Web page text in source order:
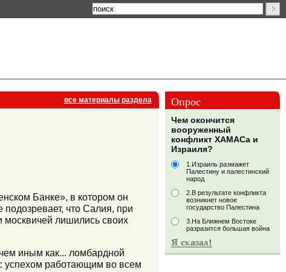
все материалы раздела
Банке», в котором он
что Салия, при
москвичей лишились своих
иным как... ломбардной
успехом работающим во всем
Опрос
Чем окончится
вооруженный
конфликт ХАМАСа и
Израиля?
1.Израиль размажет
Палестину и палестинский
народ
2.В результате конфликта
возникнет новое
государство Палестина
3.На Ближнем Востоке
разразится большая война